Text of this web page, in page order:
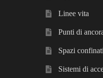
Linee vita
Punti di
Spazi confinati
Sistemi di